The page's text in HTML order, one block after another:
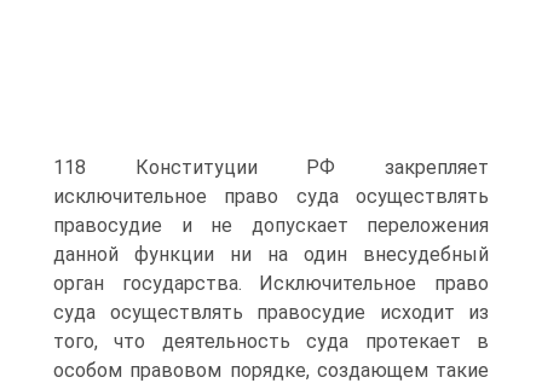
118 Конституции РФ закрепляет
исключительное право суда осуществлять
правосудие и не допускает переложения
данной функции ни на один внесудебный
орган государства. Исключительное право
суда осуществлять правосудие исходит из
того, что деятельность суда протекает в
особом правовом порядке, создающем такие